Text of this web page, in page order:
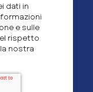
dati in
e sulle
rispetto
nostra